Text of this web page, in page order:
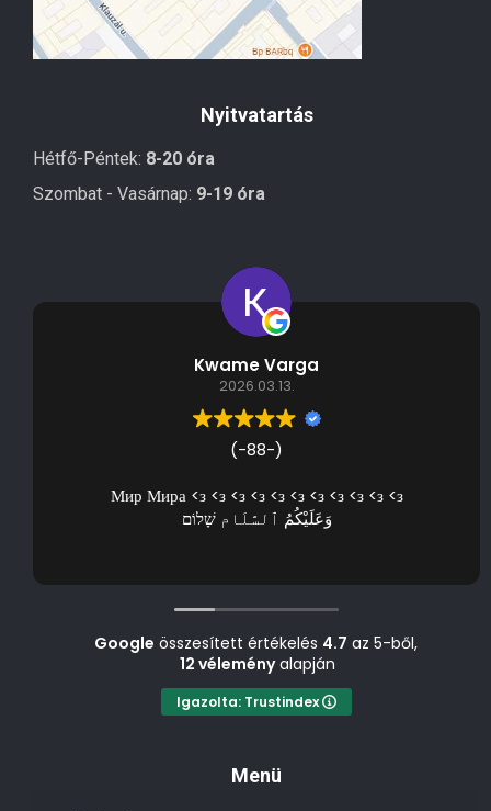
Nyitvatartás
Hétfő-Péntek: 8-20 óra
Szombat - Vasárnap: 9-19 óra
Kwame Varga
2026.03.13.
(-88-)
Мир Мира <з <з <з <з <з <з <з <з <з <з <з
وَعَلَيْكُمُ ٱلسَّلَام שָׁלוֹם
Google összesített értékelés 4.7 az 5-ből,
12 véleményalapján
Igazolta: Trustindex
Menü